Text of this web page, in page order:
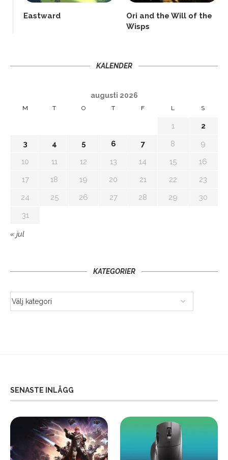
Eastward
Ori and the Will of the
Wisps
KALENDER
augusti 2026
M T O T F L S
1
2
3
4 5 6 7 8
9
10
11 12 13 14 15
16
17
18 19 20 21 22
23
24
25 26 27 28 29
30
31
« jul
KATEGORIER
SENASTE INLÄGG